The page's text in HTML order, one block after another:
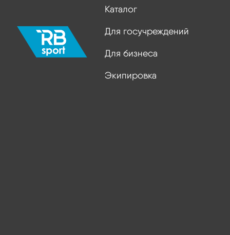
Каталог
Для госучреждений
Для бизнеса
Экипировка